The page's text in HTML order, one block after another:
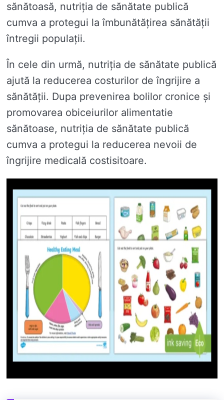
sănătoasă, nutriția de sănătate publică
cumva a protegui la îmbunătățirea sănătății
întregii populații.
În cele din urmă, nutriția de sănătate publică
ajută la reducerea costurilor de îngrijire a
sănătății. Dupa prevenirea bolilor cronice și
promovarea obiceiurilor alimentatie
sănătoase, nutriția de sănătate publică
cumva a protegui la reducerea nevoii de
îngrijire medicală costisitoare.